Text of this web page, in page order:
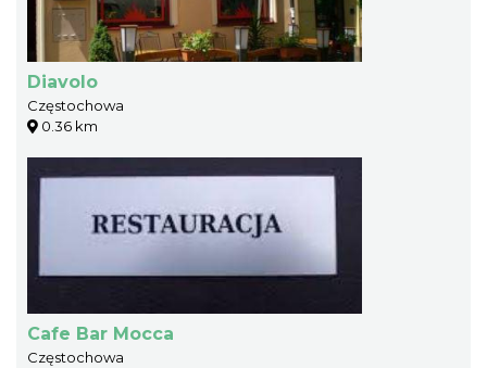
Diavolo
Częstochowa
0.36 km
Cafe Bar Mocca
Częstochowa